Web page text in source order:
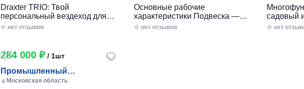
стильный
Draxter TRIO: Твой
персональный вездеход для
приключений и развлечений!
развлечений? • Вездеходные
возможности: Проходимость, о
которой ты мог только мечтать!
Легко преодолевай песок,
☆ нет отзывов
Long (П
Основные рабочие
характеристики Подвеска —
Катковая Максимальная
☆ нет отзывов
садовый
☆ нет
284 000 ₽/ 1шт
Промышленный
измельчитель веток
Московская область